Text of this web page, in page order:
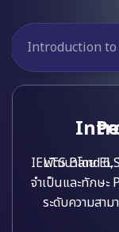
Pearson PTE
พัฒนาโดย
จำเป็นและทักษ
ระดับความสา